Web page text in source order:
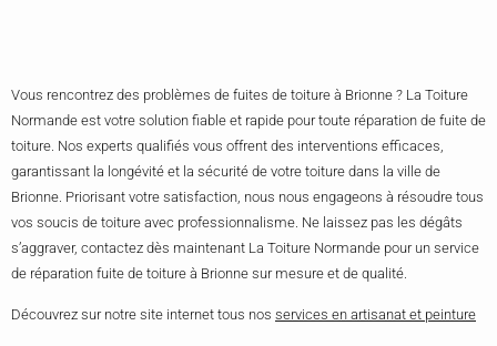
Vous rencontrez des problèmes de fuites de toiture à Brionne ? La Toiture
Normande est votre solution fiable et rapide pour toute réparation de fuite de
toiture. Nos experts qualifiés vous offrent des interventions efficaces,
garantissant la longévité et la sécurité de votre toiture dans la ville de
Brionne. Priorisant votre satisfaction, nous nous engageons à résoudre tous
vos soucis de toiture avec professionnalisme. Ne laissez pas les dégâts
s’aggraver, contactez dès maintenant La Toiture Normande pour un service
de réparation fuite de toiture à Brionne sur mesure et de qualité.
Découvrez sur notre site internet tous nos services en artisanat et peinture